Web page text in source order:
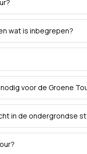
wat is inbegrepen?
voor de Groene
in de ondergrondse